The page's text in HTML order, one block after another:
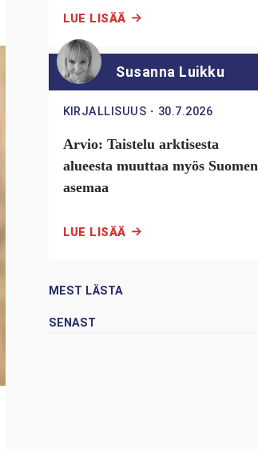
LUE LISÄÄ
Susanna Luikku
KIRJALLISUUS ・ 30.7.2026
Arvio: Taistelu arktisesta
alueesta muuttaa myös Suomen
asemaa
LUE LISÄÄ
MEST LÄSTA
SENAST